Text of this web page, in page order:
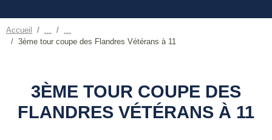
Accueil
3ème tour coupe des Flandres Vétérans à 11
3ÈME TOUR COUPE DES
FLANDRES VÉTÉRANS À 11